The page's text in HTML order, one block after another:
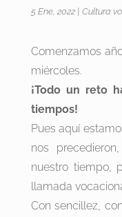
5 Ene, 2022| Cultura
Comenzamos
miércoles.
¡Todo un reto
tiempos!
Pues aquí
nos
nuestro tiempo,
llamada
Con sencillez,